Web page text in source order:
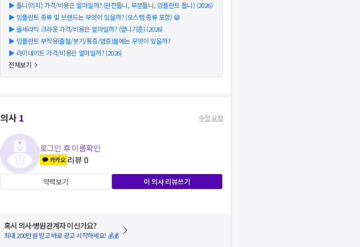
▶ 틀니(의치) 가격/비용은 얼마일까? (완전틀니, 부분틀니, 임플란트 틀니) (2026)
▶ 임플란트 종류 및 브랜드는 무엇이 있을까? (오스템 종류 포함) 😁
▶ 올세라믹 크라운 가격/비용은 얼마일까? (앞니기준) (2026)
▶ 임플란트 부작용(출혈/붓기/통증/염증)들에는 무엇이 있을까?
▶ 라미네이트 가격/비용은 얼마일까? (2026)
전체보기
의사1 수정 요청
로그인 후 이름확인
카카오 리뷰0
약력보기 이 의사 리뷰쓰기
혹시 의사·병원관계자 이신가요?
최대 200만원 받고 바로 광고 시작하세요! 💰💰